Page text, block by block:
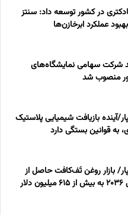
در کشور توسعه داد: سنتز
عملکرد ابرخازن‌ها
شرکت سهامی نمایشگاه‌های
منصوب شد
آینده بازیافت شیمیایی پلاستیک
به قوانین بستگی دارد
بازار روغن تَف‌کافت حاصل از
پسماند تا سال ۲۰۳۶ به بیش از ۶۱۵ میلیون دلار